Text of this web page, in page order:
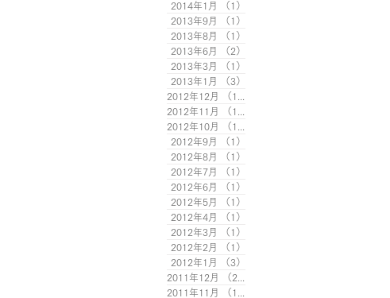
2014年1月
（1）
2013年9月
（1）
2013年8月
（1）
2013年6月
（2）
2013年3月
（1）
2013年1月
（3）
2012年12月
（1）
2012年11月
（1）
2012年10月
（1）
2012年9月
（1）
2012年8月
（1）
2012年7月
（1）
2012年6月
（1）
2012年5月
（1）
2012年4月
（1）
2012年3月
（1）
2012年2月
（1）
2012年1月
（3）
2011年12月
（2）
2011年11月
（1）